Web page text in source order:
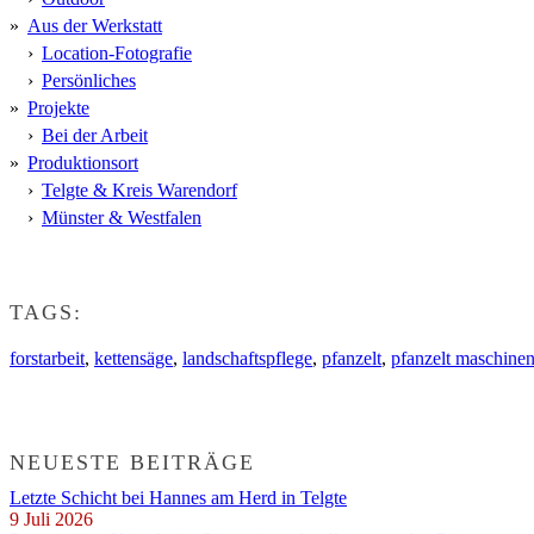
Aus der Werkstatt
Location-Fotografie
Persönliches
Projekte
Bei der Arbeit
Produktionsort
Telgte & Kreis Warendorf
Münster & Westfalen
TAGS:
forstarbeit, kettensäge, landschaftspflege, pfanzelt, pfanzelt
NEUESTE BEITRÄGE
Letzte Schicht bei Hannes am Herd in Telgte
9 Juli 2026